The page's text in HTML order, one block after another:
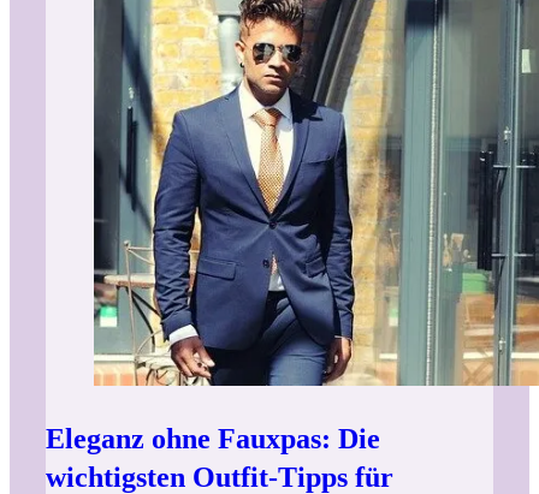
Eleganz ohne Fauxpas: Die
wichtigsten Outfit-Tipps für